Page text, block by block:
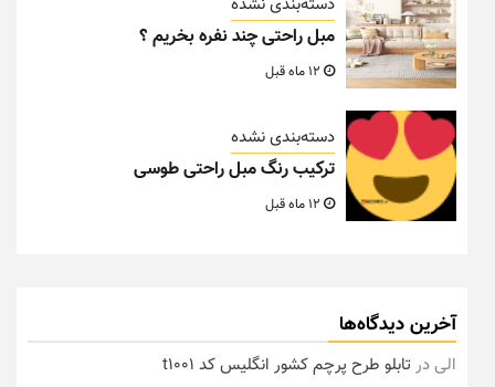
مبل راحتی چند نفره بخریم ؟
دسته‌بندی نشده
ترکیب رنگ مبل راحتی طوسی
آخرین دیدگاه‌ها
الیدرتابلو طرح پرچم کشور انگلیس کد t1001